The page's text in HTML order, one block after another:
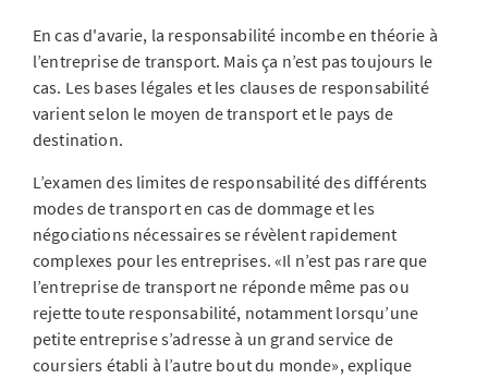
En cas d'avarie, la responsabilité incombe en théorie à
l’entreprise de transport. Mais ça n’est pas toujours le
cas. Les bases légales et les clauses de responsabilité
varient selon le moyen de transport et le pays de
destination.
L’examen des limites de responsabilité des différents
modes de transport en cas de dommage et les
négociations nécessaires se révèlent rapidement
complexes pour les entreprises. «Il n’est pas rare que
l’entreprise de transport ne réponde même pas ou
rejette toute responsabilité, notamment lorsqu’une
petite entreprise s’adresse à un grand service de
coursiers établi à l’autre bout du monde», explique